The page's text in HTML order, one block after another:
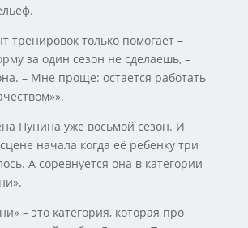
тренировок только помогает –
за один сезон не сделаешь, –
– Мне проще: остается работать
Пунина уже восьмой сезон. И
начала когда её ребенку три
А соревнуется она в категории
– это категория, которая про